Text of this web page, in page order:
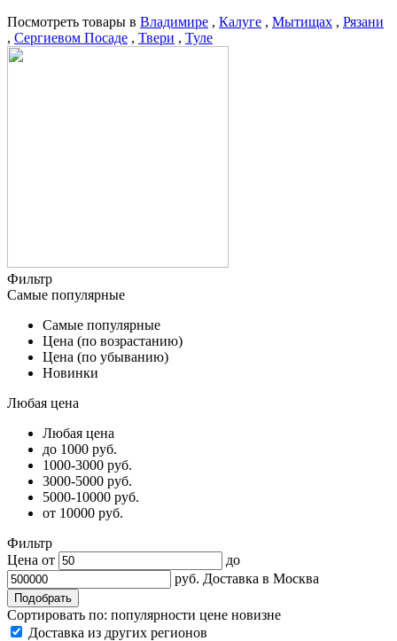
Посмотреть товары в Владимире , Калуге , Мытищах , Рязани
, Сергиевом Посаде , Твери , Туле
Фильтр
Самые популярные
Самые популярные
Цена (по возрастанию)
Цена (по убыванию)
Новинки
Любая цена
Любая цена
до 1000 руб.
1000-3000 руб.
3000-5000 руб.
5000-10000 руб.
от 10000 руб.
Фильтр
Цена от
до
руб. Доставка в Москва
Сортировать по: популярности цене новизне
Доставка из других регионов